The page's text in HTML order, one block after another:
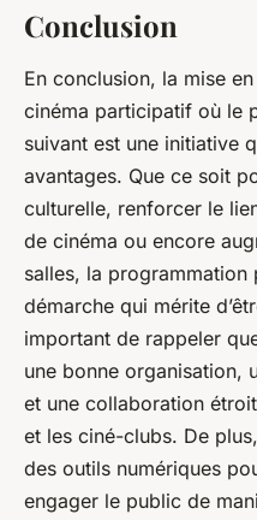
Conclusion
En conclusion, la mise
cinéma participatif où le
suivant est une initiative
avantages. Que ce soit
culturelle, renforcer le
de cinéma ou encore
salles, la programmation
démarche qui mérite
important de rappeler
une bonne organisation,
et une collaboration
et les ciné-clubs. De
des outils numériques
engager le public de